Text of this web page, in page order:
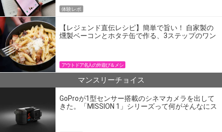
体験レポ
【レジェンド直伝レシピ】簡単で旨い！ 自家製の
燻製ベーコンとホタテ缶で作る、3ステップのワン
アウトドア名人の外遊び＆メシ
マンスリーチョイス
GoProが1型センサー搭載のシネマカメラを出して
きた。「MISSION 1」シリーズって何がそんなにス